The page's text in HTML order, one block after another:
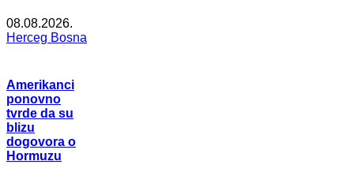
08.08.2026.
Herceg Bosna
Amerikanci
ponovno
tvrde da su
blizu
dogovora o
Hormuzu